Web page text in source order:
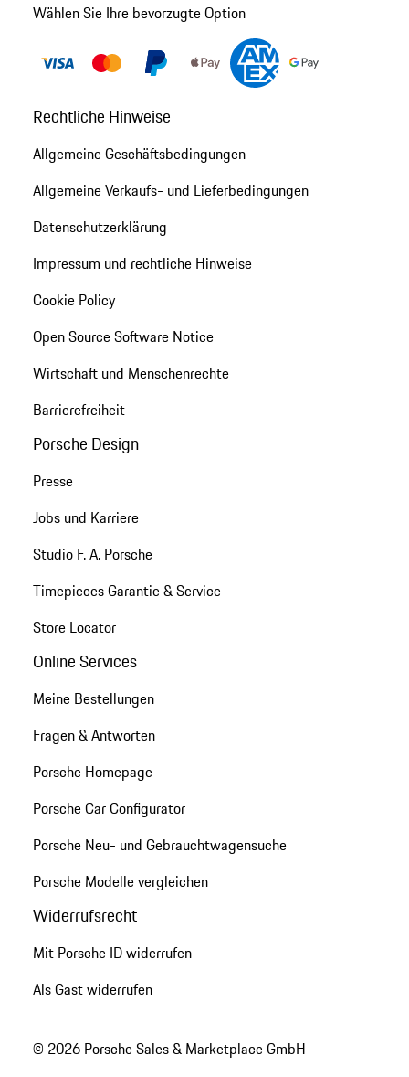
Wählen Sie Ihre bevorzugte Option
Rechtliche Hinweise
Allgemeine Geschäftsbedingungen
Allgemeine Verkaufs- und Lieferbedingungen
Datenschutzerklärung
Impressum und rechtliche Hinweise
Cookie Policy
Open Source Software Notice
Wirtschaft und Menschenrechte
Barrierefreiheit
Porsche Design
Presse
Jobs und Karriere
Studio F. A. Porsche
Timepieces Garantie & Service
Store Locator
Online Services
Meine Bestellungen
Fragen & Antworten
Porsche Homepage
Porsche Car Configurator
Porsche Neu- und Gebrauchtwagensuche
Porsche Modelle vergleichen
Widerrufsrecht
Mit Porsche ID widerrufen
Als Gast widerrufen
© 2026 Porsche Sales & Marketplace GmbH